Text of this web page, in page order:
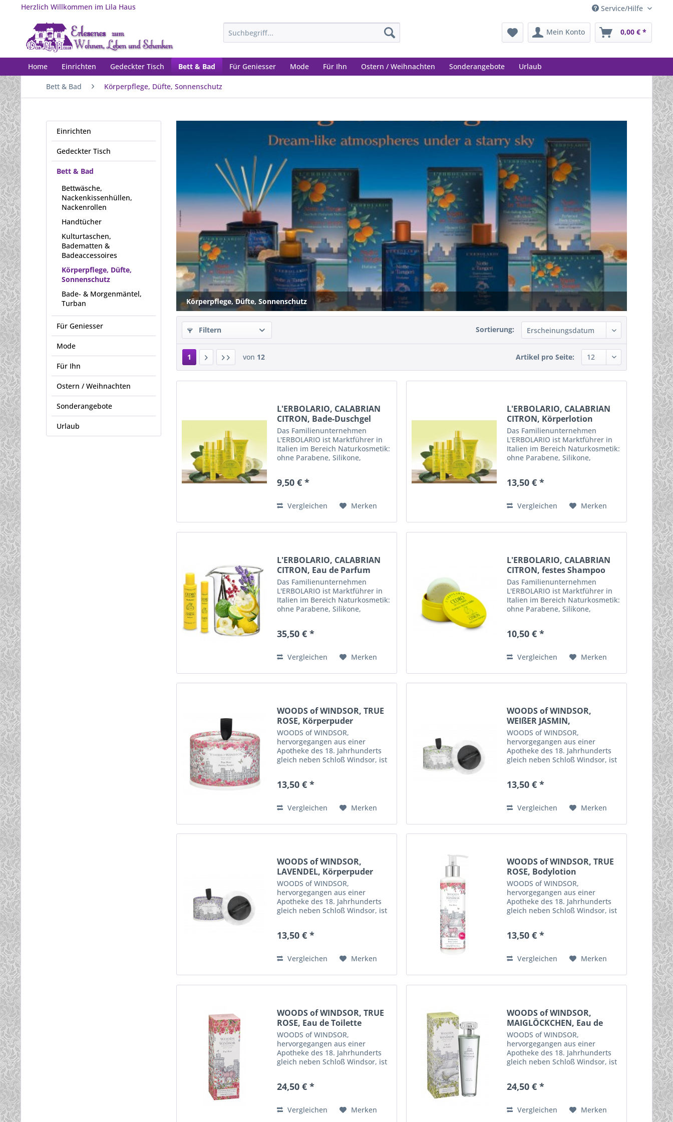
Herzlich Willkommen im Lila Haus Service/Hilfe
Mein Konto 0,00 € *
Home Einrichten Gedeckter Tisch Bett & Bad Für Geniesser Mode Für Ihn Ostern / Weihnachten Sonderangebote Urlaub
Bett & Bad Körperpflege, Düfte, Sonnenschutz
Einrichten
Gedeckter Tisch
Bett & Bad
Bettwäsche,
Nackenkissenhüllen,
Nackenrollen
Handtücher
Kulturtaschen,
Badematten &
Badeaccessoires
Körperpflege, Düfte,
Sonnenschutz
Bade- & Morgenmäntel,
Turban
Für Geniesser
Mode
Für Ihn
Ostern / Weihnachten
Sonderangebote
Urlaub
Körperpflege, Düfte, Sonnenschutz
Filtern Sortierung:
1 von 12 Artikel pro Seite:
L'ERBOLARIO, CALABRIAN
CITRON, Bade-Duschgel
Das Familienunternehmen
L'ERBOLARIO ist Marktführer in
Italien im Bereich Naturkosmetik:
ohne Parabene, Silikone,
Konservierungsmittel, Acylate,
Pflanzen und künstliche...
9,50 € *
Vergleichen Merken
L'ERBOLARIO, CALABRIAN
CITRON, Körperlotion
Das Familienunternehmen
L'ERBOLARIO ist Marktführer in
Italien im Bereich Naturkosmetik:
ohne Parabene, Silikone,
Konservierungsmittel, Acylate,
Pflanzen und künstliche...
13,50 € *
Vergleichen Merken
L'ERBOLARIO, CALABRIAN
CITRON, Eau de Parfum
Das Familienunternehmen
L'ERBOLARIO ist Marktführer in
Italien im Bereich Naturkosmetik:
ohne Parabene, Silikone,
Konservierungsmittel, Acylate,
Pflanzen und künstliche...
35,50 € *
Vergleichen Merken
L'ERBOLARIO, CALABRIAN
CITRON, festes Shampoo
Das Familienunternehmen
L'ERBOLARIO ist Marktführer in
Italien im Bereich Naturkosmetik:
ohne Parabene, Silikone,
Konservierungsmittel, Acylate,
Pflanzen und künstliche...
10,50 € *
Vergleichen Merken
WOODS of WINDSOR, TRUE
ROSE, Körperpuder
WOODS of WINDSOR,
hervorgegangen aus einer
Apotheke des 18. Jahrhunderts
gleich neben Schloß Windsor, ist
schönen Landschaft um Windsor
englischer...
13,50 € *
Vergleichen Merken
WOODS of WINDSOR,
WEIßER JASMIN,
Körperpuder
WOODS of WINDSOR,
hervorgegangen aus einer
Apotheke des 18. Jahrhunderts
gleich neben Schloß Windsor, ist
schönen Landschaft um Windsor
englischer...
13,50 € *
Vergleichen Merken
WOODS of WINDSOR,
LAVENDEL, Körperpuder
WOODS of WINDSOR,
hervorgegangen aus einer
Apotheke des 18. Jahrhunderts
gleich neben Schloß Windsor, ist
schönen Landschaft um Windsor
englischer...
13,50 € *
Vergleichen Merken
WOODS of WINDSOR, TRUE
ROSE, Bodylotion
WOODS of WINDSOR,
hervorgegangen aus einer
Apotheke des 18. Jahrhunderts
gleich neben Schloß Windsor, ist
schönen Landschaft um Windsor
englischer...
13,50 € *
Vergleichen Merken
WOODS of WINDSOR, TRUE
ROSE, Eau de Toilette
WOODS of WINDSOR,
hervorgegangen aus einer
Apotheke des 18. Jahrhunderts
gleich neben Schloß Windsor, ist
schönen Landschaft um Windsor
englischer...
24,50 € *
Vergleichen Merken
WOODS of WINDSOR,
MAIGLÖCKCHEN, Eau de
Toilette
WOODS of WINDSOR,
hervorgegangen aus einer
Apotheke des 18. Jahrhunderts
gleich neben Schloß Windsor, ist
schönen Landschaft um Windsor
englischer...
24,50 € *
Vergleichen Merken